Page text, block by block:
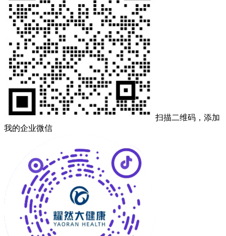
扫描二维码，添加
我的企业微信